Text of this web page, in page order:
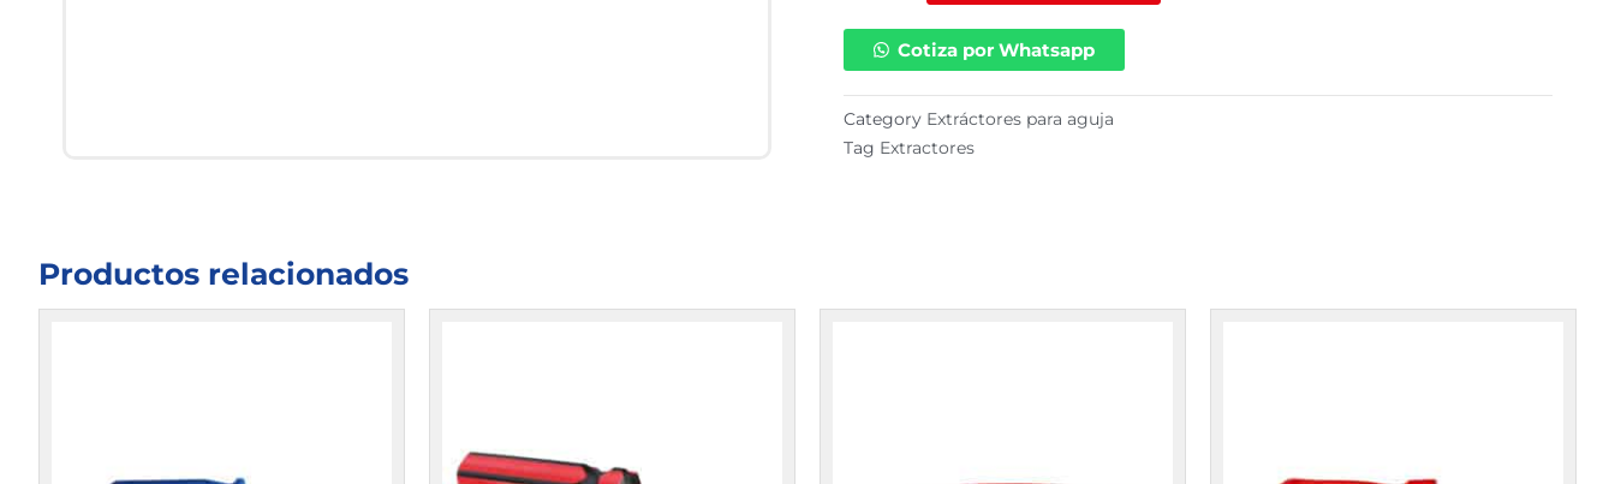
cantidadCotiza por Whatsapp
Category Extráctores para aguja
Tag Extractores
Productos relacionados